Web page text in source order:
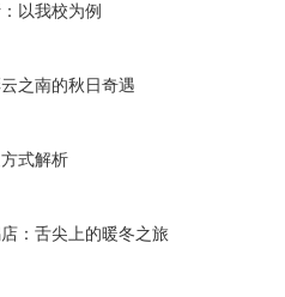
以我校为例
之南的秋日奇遇
式解析
：舌尖上的暖冬之旅